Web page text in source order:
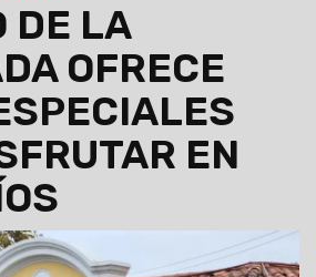
DE LA
OFRECE
EN